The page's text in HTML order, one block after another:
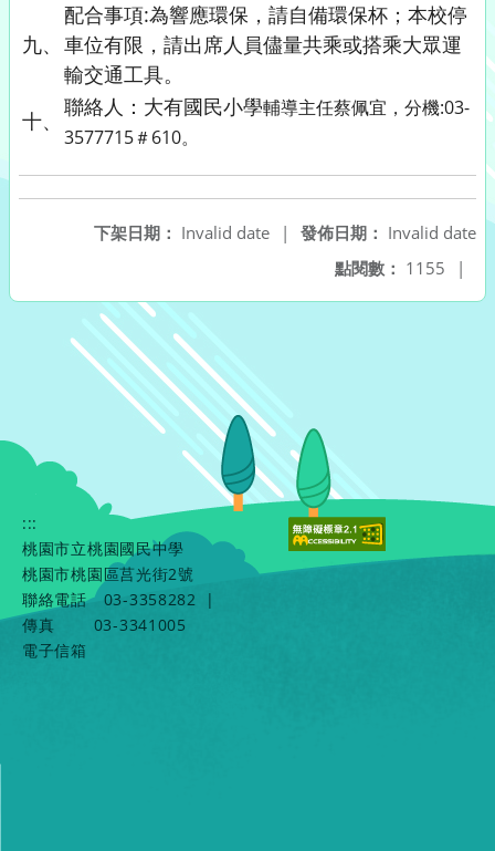
九、
配合事項:為響應環保，請自備環保杯；本校停
車位有限，請出席人員儘量共乘或搭乘大眾運
輸交通工具。
十、
聯絡人：大有國民小學輔導主任蔡佩宜，分機:03-
3577715＃610。
發佈日期： Invalid date
下架日期： Invalid date
|
點閱數： 1155 |
:::
桃園市立桃園國民中學
桃園市桃園區莒光街2號
聯絡電話
03-3358282
|
傳真
03-3341005
電子信箱